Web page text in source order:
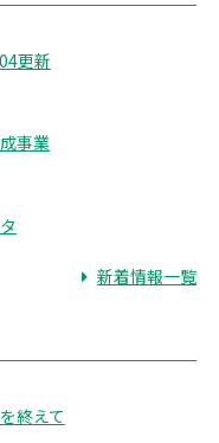
更新
事業
新着情報一覧
終えて